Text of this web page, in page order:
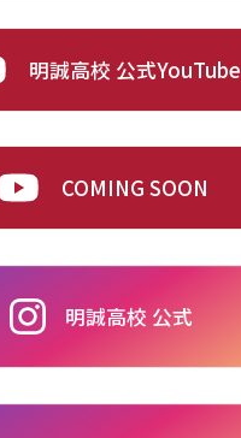
明誠高校 公式YouTube
COMING SOON
明誠高校 公式